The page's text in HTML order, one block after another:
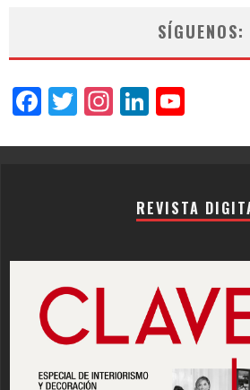
SÍGUENOS:
Facebook
Twitter
Instagram
LinkedIn
REVISTA